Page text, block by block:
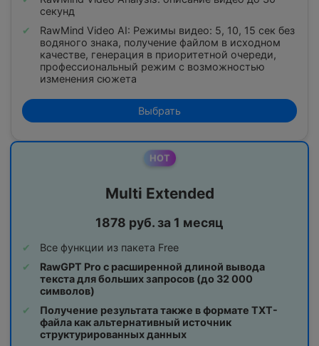
секунд
RawMind Video AI: Режимы видео: 5, 10, 15 сек без
водяного знака, получение файлом в исходном
качестве, генерация в приоритетной очереди,
профессиональный режим с возможностью
изменения сюжета
Выбрать
HOT
Multi Extended
1878 руб. за 1 месяц
Все функции из пакета Free
RawGPT Pro с расширенной длиной вывода
текста для больших запросов (до 32 000
символов)
Получение результата также в формате TXT-
файла как альтернативный источник
структурированных данных